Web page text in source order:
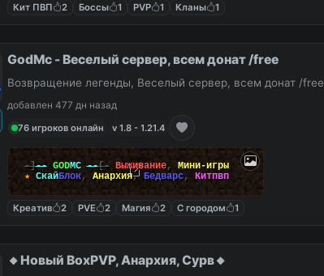
Кит ПВП 2 Боссы 1 PVP 1 Кланы 1
GodMc - Веселый сервер, всем донат /free
Возвращение легенды, Веселый сервер, всем донат /free
добавлен 477 дн назад
76 игроков онлайн
v 1.8 - 1.21.4
-]-- GODMC--[- Выживание, Мини-игры
★ СкайБлок, Анархия, Бедварс, Китпвп
Креатив 2 PVE 2 Магия 2 С городом 1
🔸Новый BoxPVP, Анархия, Сурв🔸